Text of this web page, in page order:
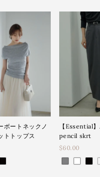
ボートネックノ
トトップス
【Essential
pencil skrt
$60.00